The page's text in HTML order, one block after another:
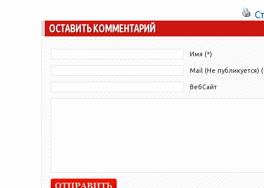
потому что...
ОСТАВИТЬ КОММЕНТАРИЙ
Имя (*)
Mail (Не публикуется)
ВебСайт